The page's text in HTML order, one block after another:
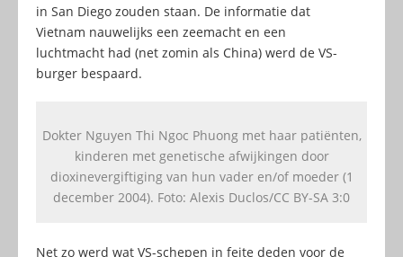
in San Diego zouden staan. De informatie dat
Vietnam nauwelijks een zeemacht en een
luchtmacht had (net zomin als China) werd de VS-
burger bespaard.
Dokter Nguyen Thi Ngoc Phuong met haar patiënten,
kinderen met genetische afwijkingen door
dioxinevergiftiging van hun vader en/of moeder (1
december 2004). Foto: Alexis Duclos/CC BY-SA 3:0
Net zo werd wat VS-schepen in feite deden voor de